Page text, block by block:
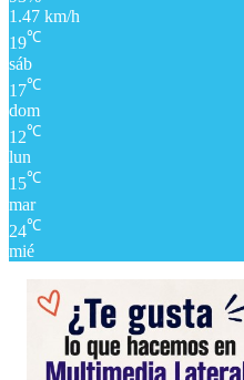
1.47 km/h
19℃
sáb
17℃
dom
12℃
lun
15℃
mar
24℃
mié